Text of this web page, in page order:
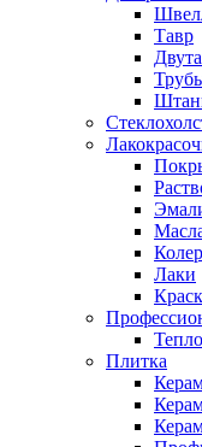
Тавр
Лаки
Плитка